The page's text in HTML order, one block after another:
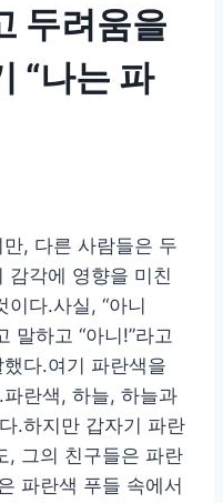
두려움을
“나는 파
, 다른 사람들은 두
감각에 영향을 미친
다.사실, “아니
말하고 “아니!”라고
다.여기 파란색을
란색, 하늘, 하늘과
.하지만 갑자기 파란
, 그의 친구들은 파란
파란색 푸들 속에서